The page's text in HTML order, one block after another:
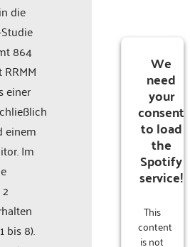
die
864
einer
einem
Im
bis 8).
We
need
your
consent
to load
the
Spotify
service!
This
content
is not